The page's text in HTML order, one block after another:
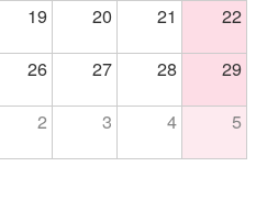
19 20 21
22
26 27 28
29
2 3 4 5